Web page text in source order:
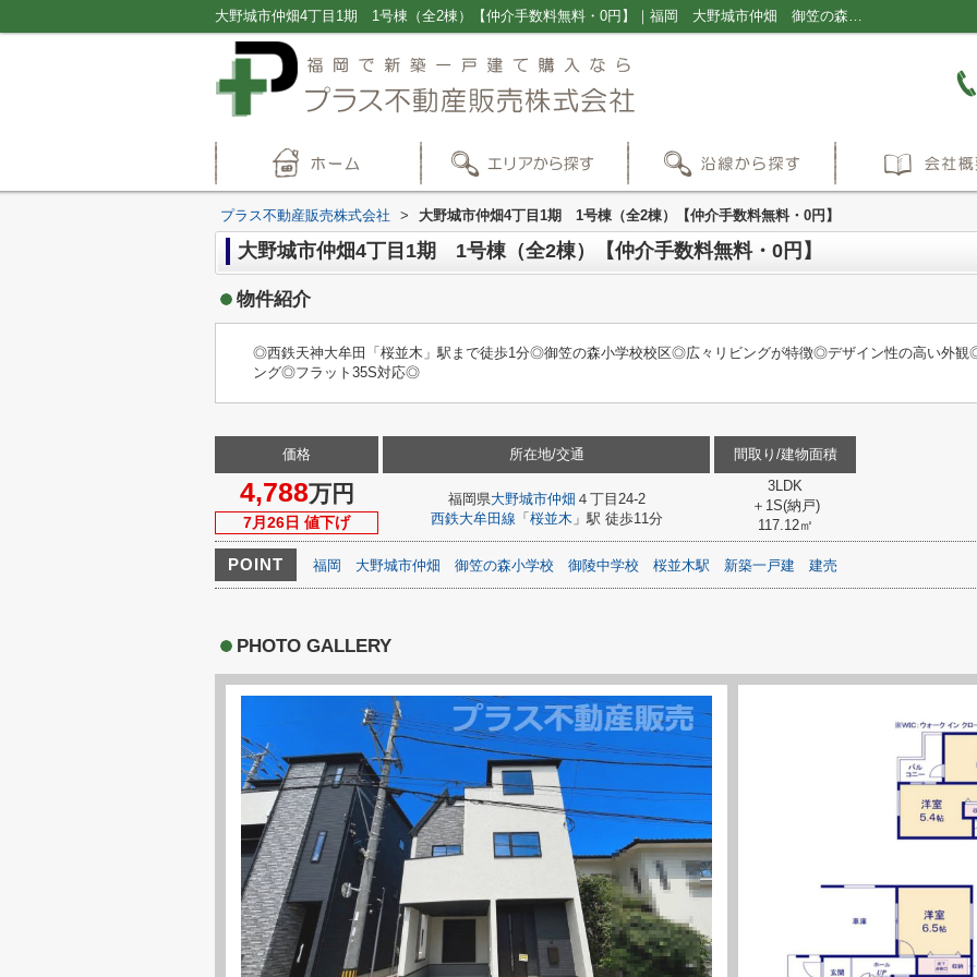
大野城市仲畑4丁目1期 1号棟（全2棟）【仲介手数料無料・0円】｜福岡 大野城市仲畑 御笠の森小学校 御陵中学校 桜並木駅 新築一戸建 建売 ｜福岡の新築一戸建て・仲介手数料無料の売買物件情報ならプラス不動産販売株式会社
プラス不動産販売株式会社 > 大野城市仲畑4丁目1期 1号棟（全2棟）【仲介手数料無料・0円】
大野城市仲畑4丁目1期 1号棟（全2棟）【仲介手数料無料・0円】
物件紹介
◎西鉄天神大牟田「桜並木」駅まで徒歩1分◎御笠の森小学校校区◎広々リビングが特徴◎デザイン性の高い外
ング◎フラット35S対応◎
価格
4,788万円
7月26日 値下げ
所在地/交通
福岡県大野城市仲畑 ４丁目24-2
西鉄大牟田線 「 桜並木 」駅 徒歩11分
間取り/建物面積
3LDK
＋1S(納戸)
117.12㎡
POINT 福岡 大野城市仲畑 御笠の森小学校 御陵中学校 桜並木駅 新築一戸建 建売
PHOTO GALLERY